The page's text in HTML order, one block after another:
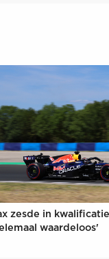
zesde in
waardeloos'